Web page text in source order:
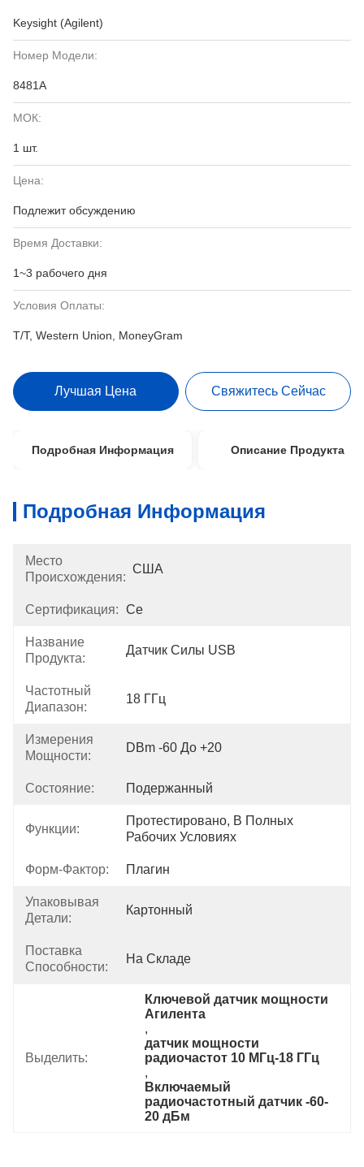
Keysight (Agilent)
Номер Модели:
8481A
МОК:
1 шт.
Цена:
Подлежит обсуждению
Время Доставки:
1~3 рабочего дня
Условия Оплаты:
T/T, Western Union, MoneyGram
Лучшая Цена Свяжитесь Сейчас
Подробная Информация Описание Продукта
Подробная Информация
Место
Происхождения:
США
Сертификация: Ce
Название
Продукта:
Датчик Силы USB
Частотный
Диапазон:
18 ГГц
Измерения
Мощности:
DBm -60 До +20
Состояние: Подержанный
Функции:
Протестировано, В Полных
Рабочих Условиях
Форм-Фактор: Плагин
Упаковывая
Детали:
Картонный
Поставка
Способности:
На Складе
Выделить:
Ключевой датчик мощности
Агилента
,
датчик мощности
радиочастот 10 МГц-18 ГГц
,
Включаемый
радиочастотный датчик -60-
20 дБм